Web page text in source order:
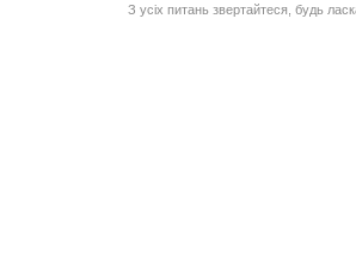
З усіх питань звертайтеся, будь